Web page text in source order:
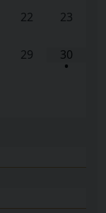
22 23
29 30
•